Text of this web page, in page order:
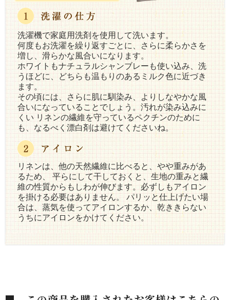
洗濯機で家庭用洗剤を使用して洗います。
何度もお洗濯を繰り返すごとに、さらに柔らかさを
増し、滑らかな風合いになります。
ホワイトもナチュラルシャンブレーも使い込み、洗
うほどに、どちらも温もりのあるミルク色に近づき
ます。
その頃には、さらに肌に馴染み、よりしなやかな風
合いになっていることでしょう。汚れが染み込みに
くい リネンの繊維を守っているペクチンのために
も、なるべく漂白剤は避けてくださいね。
リネンは、他の天然繊維に比べると、やや重みがあ
るため、 平らにして干しておくと、生地の重みと繊
維の性質からもしわが伸びます。必ずしもアイロン
を掛ける必要はありません。 パリッと仕上げたい場
合は、蒸気を使ってアイロンするか、乾ききらない
うちにアイロンをかけてください。